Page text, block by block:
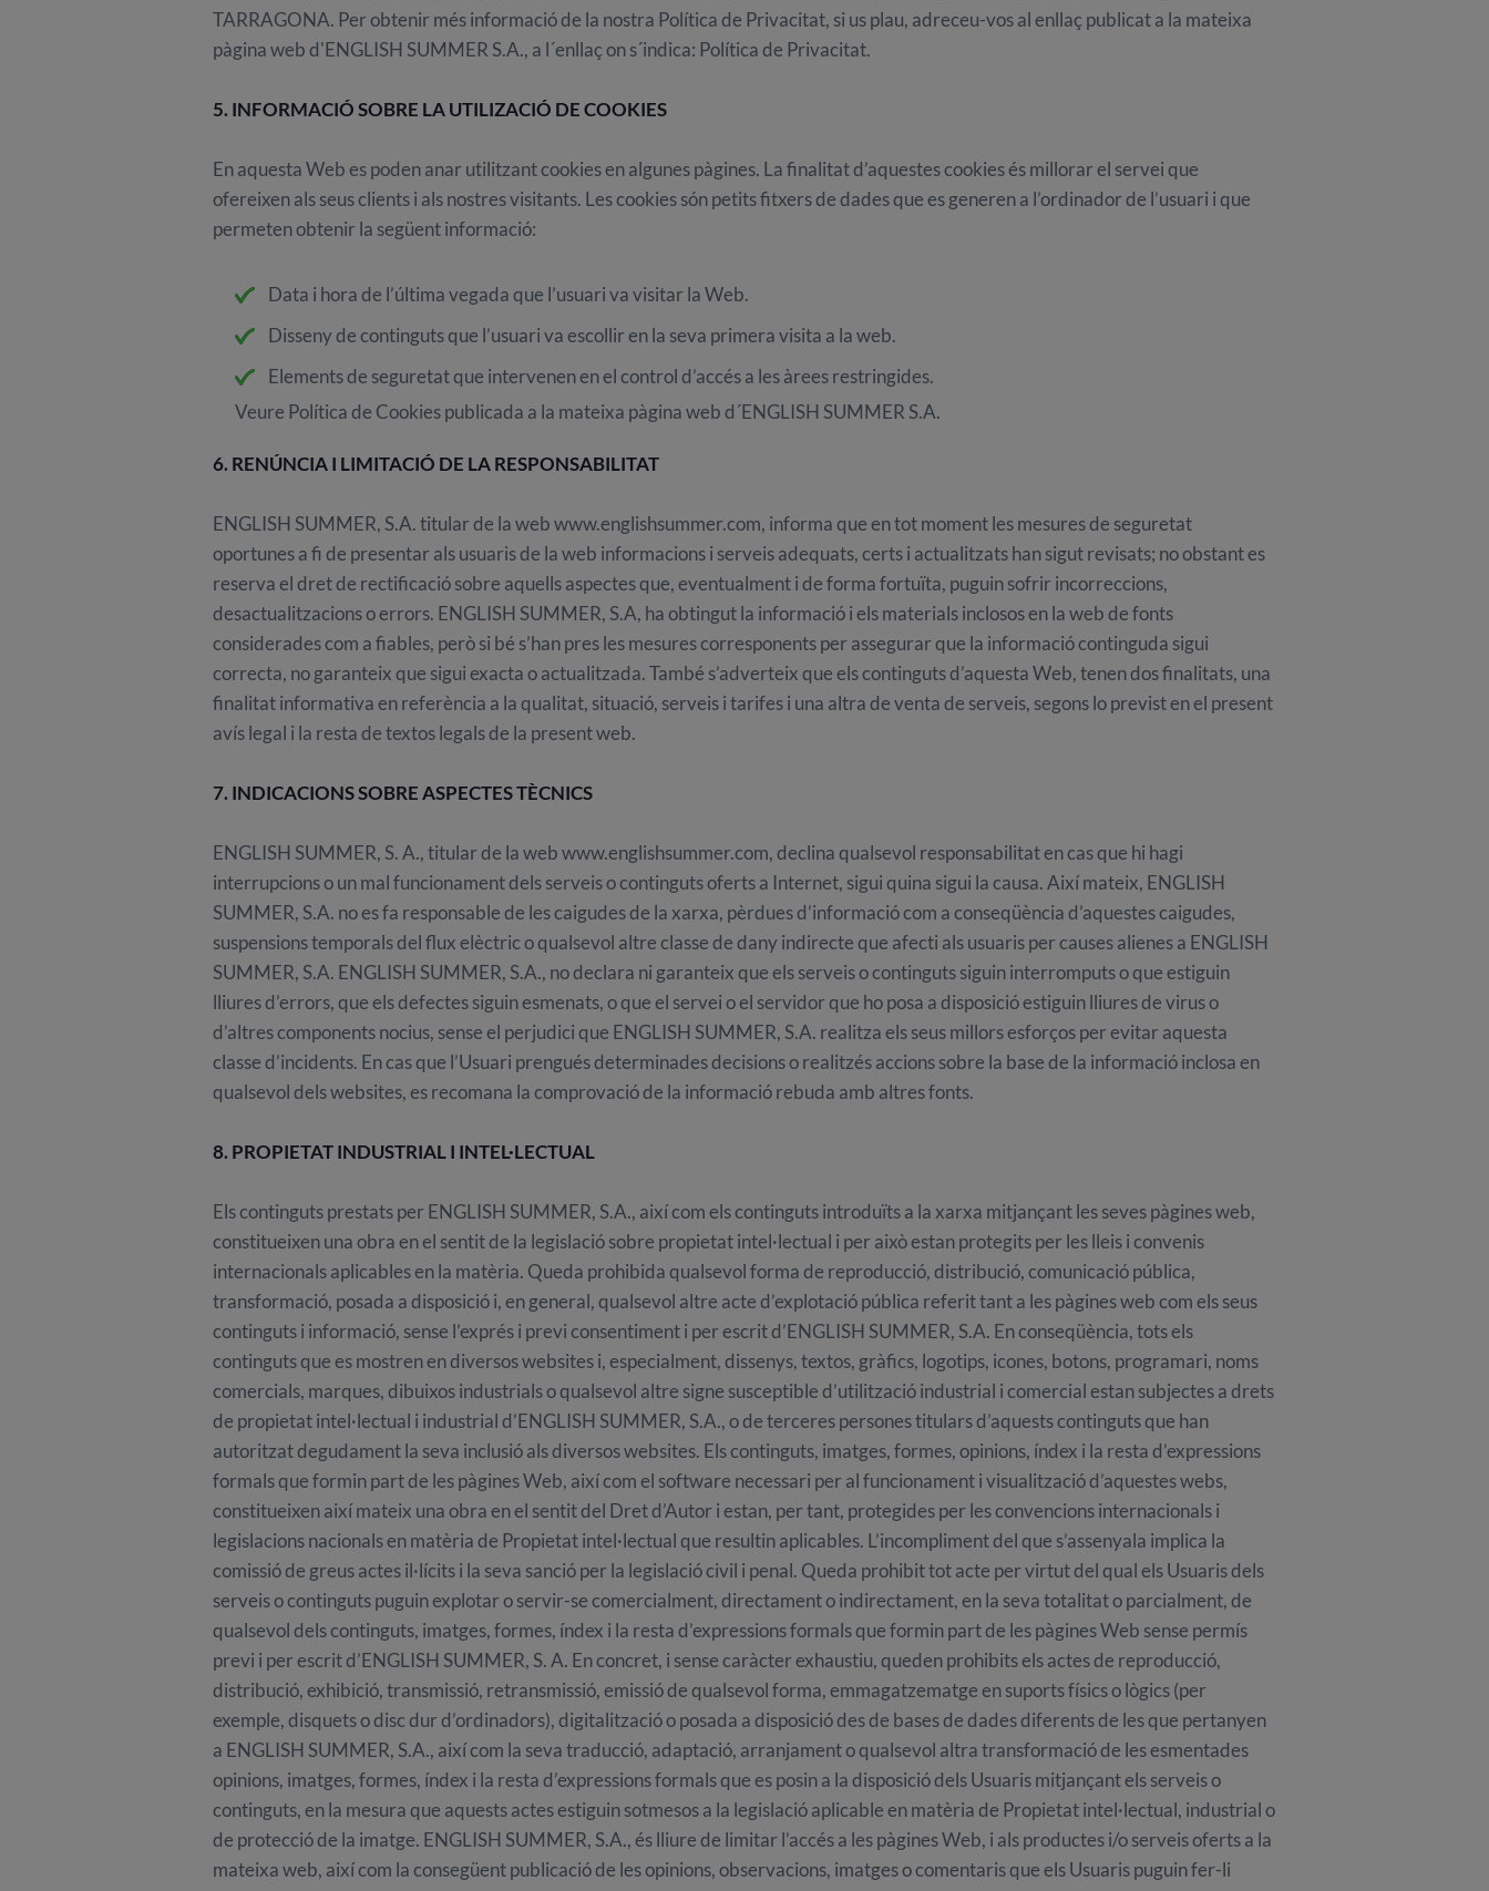
TARRAGONA. Per obtenir més informació de la nostra Política de Privacitat, si us plau, adreceu-vos al enllaç publicat a la mateixa
pàgina web d'ENGLISH SUMMER S.A., a l´enllaç on s´indica: Política de Privacitat.
5. INFORMACIÓ SOBRE LA UTILIZACIÓ DE COOKIES
En aquesta Web es poden anar utilitzant cookies en algunes pàgines. La finalitat d’aquestes cookies és millorar el servei que
ofereixen als seus clients i als nostres visitants. Les cookies són petits fitxers de dades que es generen a l’ordinador de l’usuari i que
permeten obtenir la següent informació:
Data i hora de l’última vegada que l’usuari va visitar la Web.
Disseny de continguts que l’usuari va escollir en la seva primera visita a la web.
Elements de seguretat que intervenen en el control d’accés a les àrees restringides.
Veure Política de Cookies publicada a la mateixa pàgina web d´ENGLISH SUMMER S.A.
6. RENÚNCIA I LIMITACIÓ DE LA RESPONSABILITAT
ENGLISH SUMMER, S.A. titular de la web www.englishsummer.com, informa que en tot moment les mesures de seguretat
oportunes a fi de presentar als usuaris de la web informacions i serveis adequats, certs i actualitzats han sigut revisats; no obstant es
reserva el dret de rectificació sobre aquells aspectes que, eventualment i de forma fortuïta, puguin sofrir incorreccions,
desactualitzacions o errors. ENGLISH SUMMER, S.A, ha obtingut la informació i els materials inclosos en la web de fonts
considerades com a fiables, però si bé s’han pres les mesures corresponents per assegurar que la informació continguda sigui
correcta, no garanteix que sigui exacta o actualitzada. També s’adverteix que els continguts d’aquesta Web, tenen dos finalitats, una
finalitat informativa en referència a la qualitat, situació, serveis i tarifes i una altra de venta de serveis, segons lo previst en el present
avís legal i la resta de textos legals de la present web.
7. INDICACIONS SOBRE ASPECTES TÈCNICS
ENGLISH SUMMER, S. A., titular de la web www.englishsummer.com, declina qualsevol responsabilitat en cas que hi hagi
interrupcions o un mal funcionament dels serveis o continguts oferts a Internet, sigui quina sigui la causa. Així mateix, ENGLISH
SUMMER, S.A. no es fa responsable de les caigudes de la xarxa, pèrdues d’informació com a conseqüència d’aquestes caigudes,
suspensions temporals del flux elèctric o qualsevol altre classe de dany indirecte que afecti als usuaris per causes alienes a ENGLISH
SUMMER, S.A. ENGLISH SUMMER, S.A., no declara ni garanteix que els serveis o continguts siguin interromputs o que estiguin
lliures d’errors, que els defectes siguin esmenats, o que el servei o el servidor que ho posa a disposició estiguin lliures de virus o
d’altres components nocius, sense el perjudici que ENGLISH SUMMER, S.A. realitza els seus millors esforços per evitar aquesta
classe d’incidents. En cas que l’Usuari prengués determinades decisions o realitzés accions sobre la base de la informació inclosa en
qualsevol dels websites, es recomana la comprovació de la informació rebuda amb altres fonts.
8. PROPIETAT INDUSTRIAL I INTEL·LECTUAL
Els continguts prestats per ENGLISH SUMMER, S.A., així com els continguts introduïts a la xarxa mitjançant les seves pàgines web,
constitueixen una obra en el sentit de la legislació sobre propietat intel·lectual i per això estan protegits per les lleis i convenis
internacionals aplicables en la matèria. Queda prohibida qualsevol forma de reproducció, distribució, comunicació pública,
transformació, posada a disposició i, en general, qualsevol altre acte d’explotació pública referit tant a les pàgines web com els seus
continguts i informació, sense l’exprés i previ consentiment i per escrit d’ENGLISH SUMMER, S.A. En conseqüència, tots els
continguts que es mostren en diversos websites i, especialment, dissenys, textos, gràfics, logotips, icones, botons, programari, noms
comercials, marques, dibuixos industrials o qualsevol altre signe susceptible d’utilització industrial i comercial estan subjectes a drets
de propietat intel·lectual i industrial d’ENGLISH SUMMER, S.A., o de terceres persones titulars d’aquests continguts que han
autoritzat degudament la seva inclusió als diversos websites. Els continguts, imatges, formes, opinions, índex i la resta d’expressions
formals que formin part de les pàgines Web, així com el software necessari per al funcionament i visualització d’aquestes webs,
constitueixen així mateix una obra en el sentit del Dret d’Autor i estan, per tant, protegides per les convencions internacionals i
legislacions nacionals en matèria de Propietat intel·lectual que resultin aplicables. L’incompliment del que s’assenyala implica la
comissió de greus actes il·lícits i la seva sanció per la legislació civil i penal. Queda prohibit tot acte per virtut del qual els Usuaris dels
serveis o continguts puguin explotar o servir-se comercialment, directament o indirectament, en la seva totalitat o parcialment, de
qualsevol dels continguts, imatges, formes, índex i la resta d’expressions formals que formin part de les pàgines Web sense permís
previ i per escrit d’ENGLISH SUMMER, S. A. En concret, i sense caràcter exhaustiu, queden prohibits els actes de reproducció,
distribució, exhibició, transmissió, retransmissió, emissió de qualsevol forma, emmagatzematge en suports físics o lògics (per
exemple, disquets o disc dur d’ordinadors), digitalització o posada a disposició des de bases de dades diferents de les que pertanyen
a ENGLISH SUMMER, S.A., així com la seva traducció, adaptació, arranjament o qualsevol altra transformació de les esmentades
opinions, imatges, formes, índex i la resta d’expressions formals que es posin a la disposició dels Usuaris mitjançant els serveis o
continguts, en la mesura que aquests actes estiguin sotmesos a la legislació aplicable en matèria de Propietat intel·lectual, industrial o
de protecció de la imatge. ENGLISH SUMMER, S.A., és lliure de limitar l’accés a les pàgines Web, i als productes i/o serveis oferts a la
mateixa web, així com la consegüent publicació de les opinions, observacions, imatges o comentaris que els Usuaris puguin fer-li